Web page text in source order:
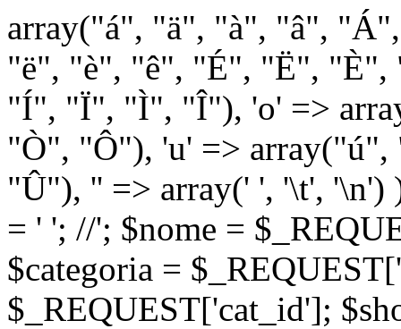
array("á", "ä", "à", "â",
"ë", "è", "ê", "É", "Ë",
"Í", "Ï", "Ì", "Î"), 'o' =>
"Ò", "Ô"), 'u' =>
"Û"), '' => array(' ', '\t',
= ' '; //'; $nome =
$categoria =
$_REQUEST['cat_id'];